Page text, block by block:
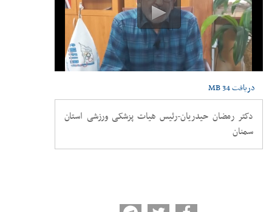
دریافت34 MB
دکتر رمضان حیدریان-رئیس هیات پزشکی ورزشی استان
سمنان